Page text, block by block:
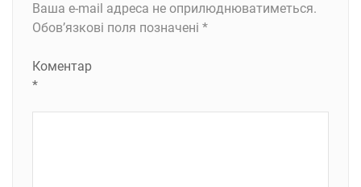
Ваша e-mail адреса не оприлюднюватиметься.
Обов’язкові поля позначені *
Коментар
*